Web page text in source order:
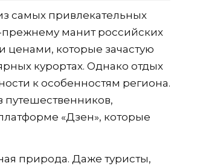
самых привлекательных
прежнему манит российских
которые зачастую
курортах. Однако отдых
к особенностям региона.
путешественников,
«Дзен», которые
природа. Даже туристы,